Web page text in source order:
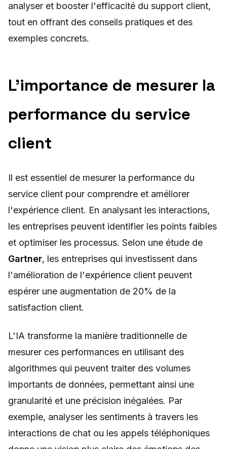
analyser et booster l'efficacité du support client,
tout en offrant des conseils pratiques et des
exemples concrets.
L'importance de mesurer la
performance du service
client
Il est essentiel de mesurer la performance du
service client pour comprendre et améliorer
l'expérience client. En analysant les interactions,
les entreprises peuvent identifier les points faibles
et optimiser les processus. Selon une étude de
Gartner, les entreprises qui investissent dans
l'amélioration de l'expérience client peuvent
espérer une augmentation de 20% de la
satisfaction client.
L'IA transforme la manière traditionnelle de
mesurer ces performances en utilisant des
algorithmes qui peuvent traiter des volumes
importants de données, permettant ainsi une
granularité et une précision inégalées. Par
exemple, analyser les sentiments à travers les
interactions de chat ou les appels téléphoniques